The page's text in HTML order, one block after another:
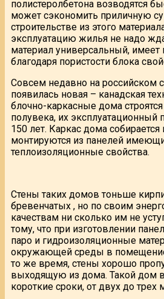
полистеролбетона возводятся
может сэкономить приличную
строительстве из этого
эксплуатацию жилья не надо
материал универсальный, имеет
благодаря пористости блока
Совсем недавно на российском
появилась новая – канадская
блочно-каркасные дома
полувека, их эксплуатационный
150 лет. Каркас дома собирается
монтируются из панелей
теплоизоляционные свойства.
Стены таких домов тоньше
бревенчатых , но по своим
качествам ни сколько им не
тому, что при изготовлении
паро и гидроизоляционные
окружающей среды в
то же время, стены хорошо
выходящую из дома. Такой дом
короткие сроки, от двух до трех